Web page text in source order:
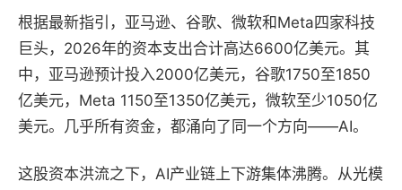
根据最新指引，亚马逊、谷歌、微软和Meta四家科技
巨头，2026年的资本支出合计高达6600亿美元。其
中，亚马逊预计投入2000亿美元，谷歌1750至1850
亿美元，Meta 1150至1350亿美元，微软至少1050亿
美元。几乎所有资金，都涌向了同一个方向——AI。
这股资本洪流之下，AI产业链上下游集体沸腾。从光模